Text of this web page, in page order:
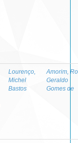
Lourenço,
Michel
Bastos
Amorim,
Geraldo
Gomes de